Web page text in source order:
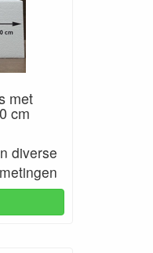
met
cm
diverse